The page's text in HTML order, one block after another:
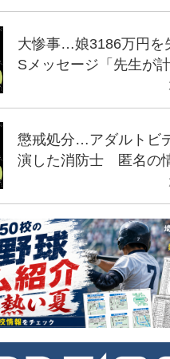
大惨事…娘3186万円
Sメッセージ「先生が
懲戒処分…アダルトビ
演した消防士 匿名の